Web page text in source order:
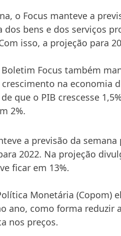
o Focus manteve a
bens e dos serviços
isso, a projeção para
Focus também
na economia
que o PIB crescesse
2%.
a previsão da semana
2022. Na projeção
ficar em 13%.
Monetária (Copom)
ano, como forma reduzir
nos preços.